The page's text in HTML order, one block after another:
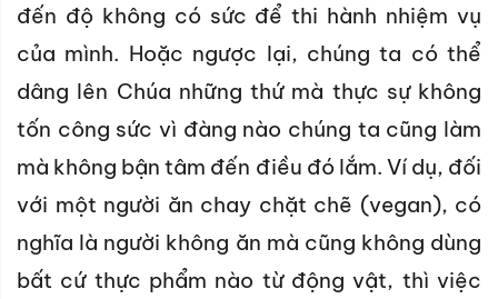
đến độ không có sức để thi hành nhiệm vụ
của mình. Hoặc ngược lại, chúng ta có thể
dâng lên Chúa những thứ mà thực sự không
tốn công sức vì đàng nào chúng ta cũng làm
mà không bận tâm đến điều đó lắm. Ví dụ, đối
với một người ăn chay chặt chẽ (vegan), có
nghĩa là người không ăn mà cũng không dùng
bất cứ thực phẩm nào từ động vật, thì việc